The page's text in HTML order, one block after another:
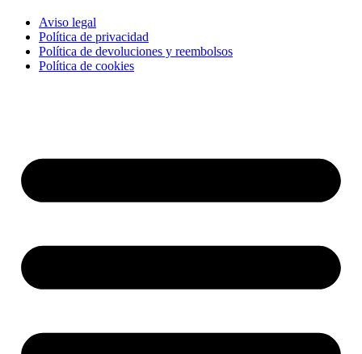
Aviso legal
Política de privacidad
Política de devoluciones y reembolsos
Política de cookies